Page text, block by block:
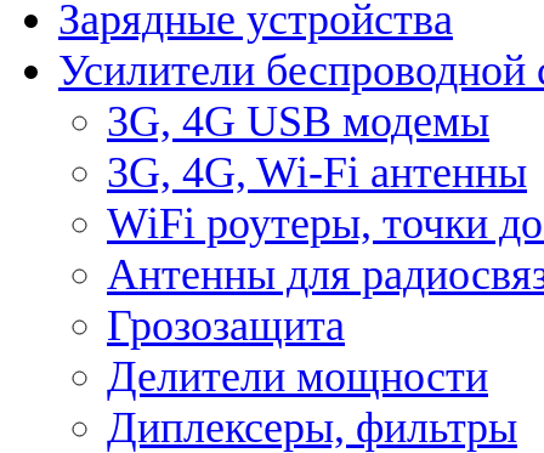
Зарядные устройства
Усилители беспроводной
3G, 4G USB модемы
3G, 4G, Wi-Fi антенны
WiFi роутеры, точки
Антенны для
Грозозащита
Делители мощности
Диплексеры, фильтры